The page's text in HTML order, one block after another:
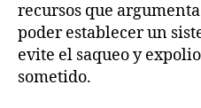
recursos que
poder establecer un
evite el saqueo y
sometido.